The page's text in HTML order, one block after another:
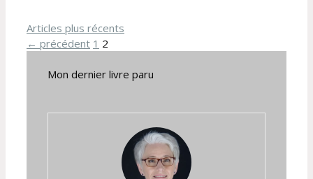
Articles plus récents
← précédent Page
1 Page
2
Mon dernier livre paru